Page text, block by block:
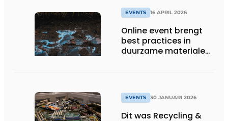
EVENTS 16 APRIL 2026
Online event brengt
best practices in
duurzame materialen
EVENTS 30 JANUARI 2026
Dit was Recycling &